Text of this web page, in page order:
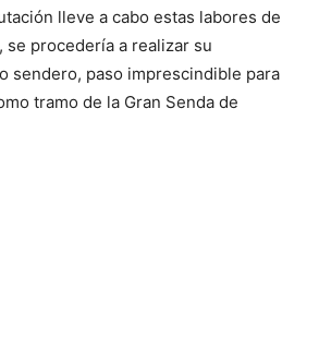
lleve a cabo estas labores de
se procedería a realizar su
sendero, paso imprescindible para
tramo de la Gran Senda de